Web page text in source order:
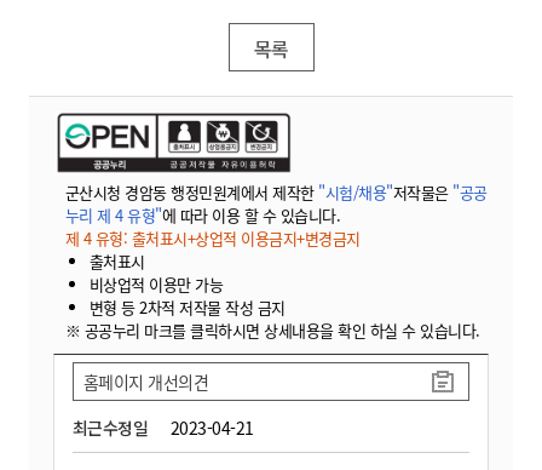
목록
군산시청 경암동 행정민원계에서 제작한 "시험/채용"저작물은 "공공
누리 제 4 유형"에 따라 이용 할 수 있습니다.
제 4 유형: 출처표시+상업적 이용금지+변경금지
출처표시
비상업적 이용만 가능
변형 등 2차적 저작물 작성 금지
※ 공공누리 마크를 클릭하시면 상세내용을 확인 하실 수 있습니다.
최근수정일 2023-04-21
홈페이지 개선의견